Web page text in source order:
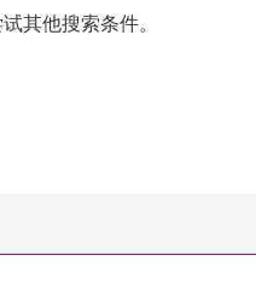
其他搜索条件。